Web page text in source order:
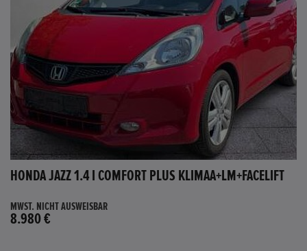
HONDA JAZZ 1.4 I COMFORT PLUS KLIMAA+LM+FACELIFT
MWST. NICHT AUSWEISBAR
8.980 €